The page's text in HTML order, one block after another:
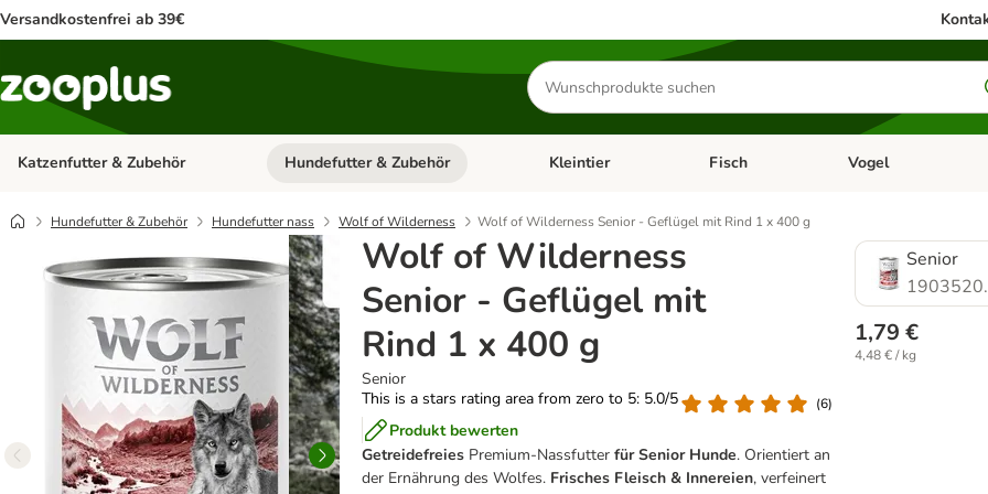
Versandkostenfrei ab 39€
Produkte
suchen
Katzenfutter & Zubehör Kategorie-Menü öffnen: Katzenfutter & Zubehör
Hundefutter & Zubehör Kategorie-Menü öffnen: Hundefutter & Zubehör
Kleintier Kategorie-Menü öffnen: Kleintier
Fisch Kategorie-Menü
Vogel
Hundefutter & Zubehör Hundefutter nass Wolf of Wilderness Wolf of Wilderness Senior - Geflügel mit Rind 1 x 400 g
Wolf of Wilderness
Senior - Geflügel mit
Rind 1 x 400 g
Senior
This is a stars rating area from zero to 5: 5.0/5
(6)
Produkt bewerten
Getreidefreies Premium-Nassfutterfür Senior Hunde. Orientiert an
der Ernährung des Wolfes. Frisches Fleisch & Innereien, verfeinert
Senior
1,79 €
4,48 € / kg